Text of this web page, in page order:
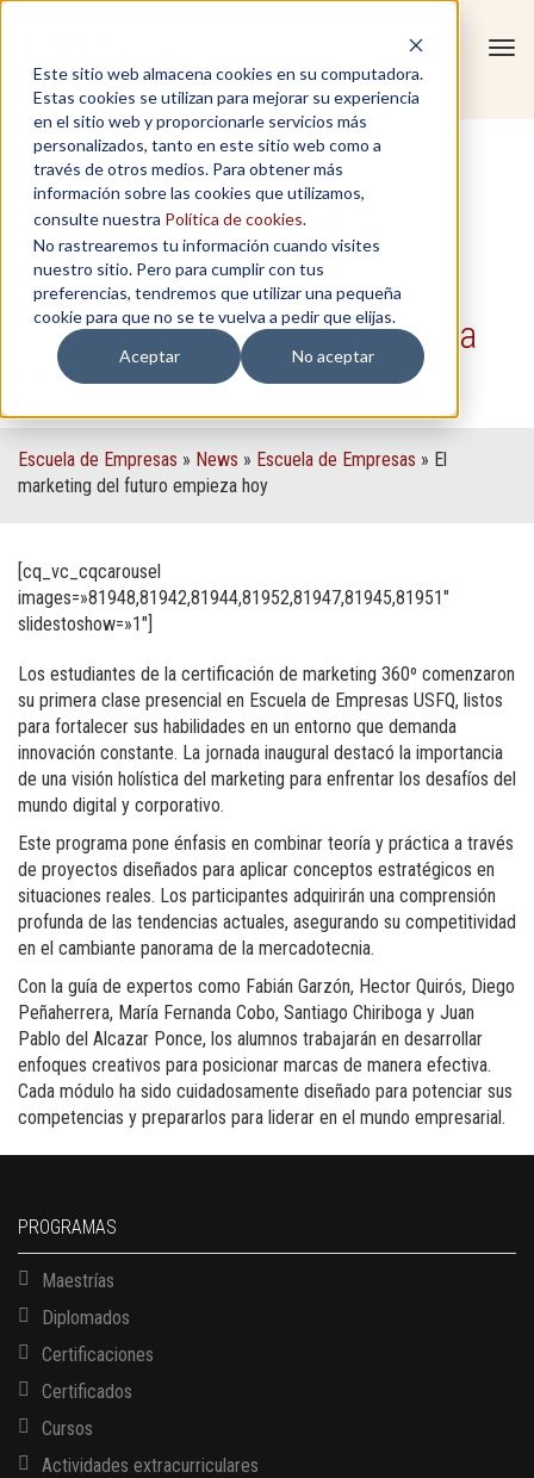
Este sitio web almacena cookies en su computadora.
Estas cookies se utilizan para mejorar su experiencia
en el sitio web y proporcionarle servicios más
personalizados, tanto en este sitio web como a
través de otros medios. Para obtener más
información sobre las cookies que utilizamos,
consulte nuestra Política de cookies.
No rastrearemos tu información cuando visites
nuestro sitio. Pero para cumplir con tus
preferencias, tendremos que utilizar una pequeña
cookie para que no se te vuelva a pedir que elijas.
Aceptar
No aceptar
El marketing del futuro empieza
hoy
Escuela de Empresas » News » Escuela de Empresas » El
marketing del futuro empieza hoy
[cq_vc_cqcarousel
images=»81948,81942,81944,81952,81947,81945,81951″
slidestoshow=»1″]
Los estudiantes de la certificación de marketing 360º comenzaron
su primera clase presencial en Escuela de Empresas USFQ, listos
para fortalecer sus habilidades en un entorno que demanda
innovación constante. La jornada inaugural destacó la importancia
de una visión holística del marketing para enfrentar los desafíos del
mundo digital y corporativo.
Este programa pone énfasis en combinar teoría y práctica a través
de proyectos diseñados para aplicar conceptos estratégicos en
situaciones reales. Los participantes adquirirán una comprensión
profunda de las tendencias actuales, asegurando su competitividad
en el cambiante panorama de la mercadotecnia.
Con la guía de expertos como Fabián Garzón, Hector Quirós, Diego
Peñaherrera, María Fernanda Cobo, Santiago Chiriboga y Juan
Pablo del Alcazar Ponce, los alumnos trabajarán en desarrollar
enfoques creativos para posicionar marcas de manera efectiva.
Cada módulo ha sido cuidadosamente diseñado para potenciar sus
competencias y prepararlos para liderar en el mundo empresarial.
PROGRAMAS
Maestrías
Diplomados
Certificaciones
Certificados
Cursos
Actividades extracurriculares